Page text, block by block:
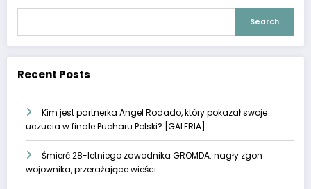
Search
Recent Posts
Kim jest partnerka Angel Rodado, który pokazał swoje
uczucia w finale Pucharu Polski? [GALERIA]
Śmierć 28-letniego zawodnika GROMDA: nagły zgon
wojownika, przerażające wieści